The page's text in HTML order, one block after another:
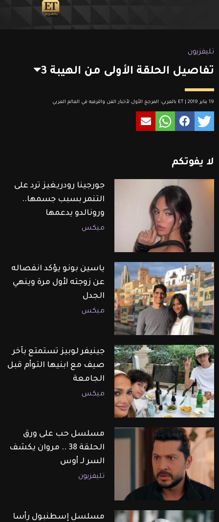
تليفزيون
تفاصيل الحلقة الأولى من الهيبة 3
19 يناير 2019 | ET بالعربي: المرجع الأول لأخبار الفن والترفيه في العالم العربي
لا يفوتكم
جورجينا رودريغيز ترد على
التنمر بسبب جسمها..
ورونالدو يدعمها
ميكس
ياسين بونو يؤكد انفصاله
عن زوجته لأول مرة وينهي
الجدل
ميكس
جينيفر لوبيز تستمتع بآخر
صيف مع ابنيها التوأم قبل
الجامعة
ميكس
مسلسل حب على ورق
الحلقة 38 .. مروان يكشف
السر لـ أوس
تليفزيون
مسلسل إسطنبول رأسا